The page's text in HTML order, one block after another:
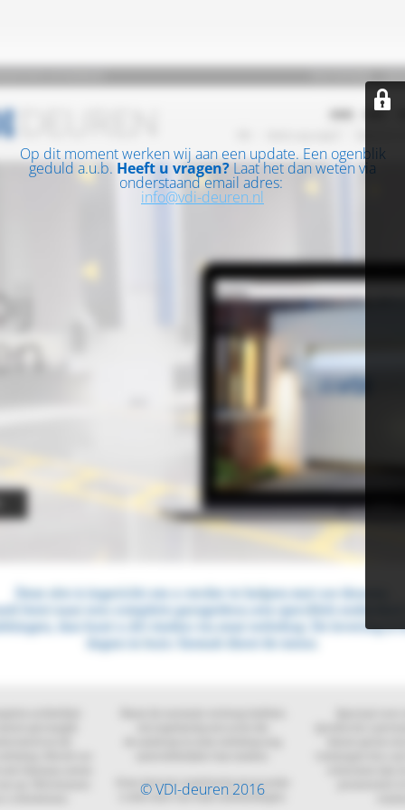
Op dit moment werken wij aan een update. Een ogenblik
geduld a.u.b. Heeft u vragen? Laat het dan weten via
onderstaand email adres:
info@vdi-deuren.nl
© VDI-deuren 2016